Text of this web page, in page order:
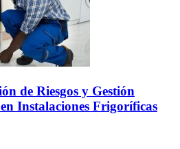
de Riesgos y Gestión
Instalaciones Frigoríficas